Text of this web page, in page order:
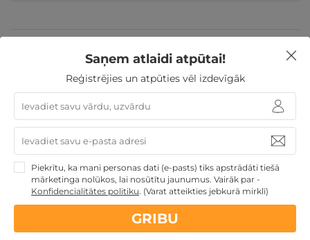
Atpūta pie jūras
Dāvanas Sieviešu dienā
Dāvanu idejas
Dāvanas ar SPA
Veselības atpūta -
Dāvanas VIŅAI
Jaunumi
Nekādas apkalpošanas un administrācijas maksas
naudas atmaksas garantija
Saņem atlaidi atpūtai!
Reģistrējies un atpūties vēl izdevīgāk
Piekrītu, ka mani personas dati (e-pasts) tiks apstrādāti tiešā
mārketinga nolūkos, lai nosūtītu jaunumus. Vairāk par -
Konfidencialitātes politiku. (Varat atteikties jebkurā mirklī)
GRIBU